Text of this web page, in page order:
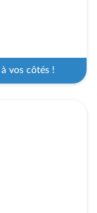
vos côtés !